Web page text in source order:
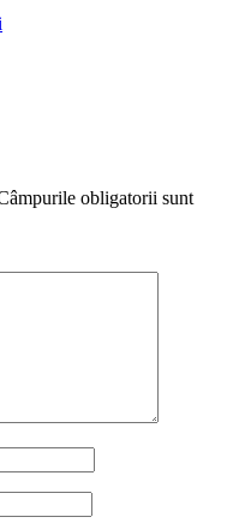
obligatorii sunt